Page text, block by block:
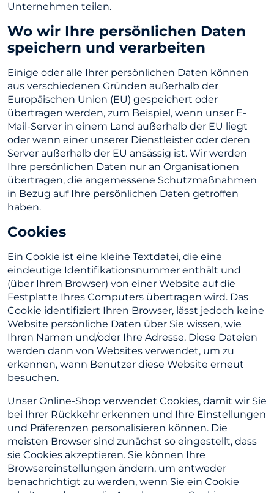
Unternehmen teilen.
Wo wir Ihre persönlichen Daten
speichern und verarbeiten
Einige oder alle Ihrer persönlichen Daten können
aus verschiedenen Gründen außerhalb der
Europäischen Union (EU) gespeichert oder
übertragen werden, zum Beispiel, wenn unser E-
Mail-Server in einem Land außerhalb der EU liegt
oder wenn einer unserer Dienstleister oder deren
Server außerhalb der EU ansässig ist. Wir werden
Ihre persönlichen Daten nur an Organisationen
übertragen, die angemessene Schutzmaßnahmen
in Bezug auf Ihre persönlichen Daten getroffen
haben.
Cookies
Ein Cookie ist eine kleine Textdatei, die eine
eindeutige Identifikationsnummer enthält und
(über Ihren Browser) von einer Website auf die
Festplatte Ihres Computers übertragen wird. Das
Cookie identifiziert Ihren Browser, lässt jedoch keine
Website persönliche Daten über Sie wissen, wie
Ihren Namen und/oder Ihre Adresse. Diese Dateien
werden dann von Websites verwendet, um zu
erkennen, wann Benutzer diese Website erneut
besuchen.
Unser Online-Shop verwendet Cookies, damit wir Sie
bei Ihrer Rückkehr erkennen und Ihre Einstellungen
und Präferenzen personalisieren können. Die
meisten Browser sind zunächst so eingestellt, dass
sie Cookies akzeptieren. Sie können Ihre
Browsereinstellungen ändern, um entweder
benachrichtigt zu werden, wenn Sie ein Cookie